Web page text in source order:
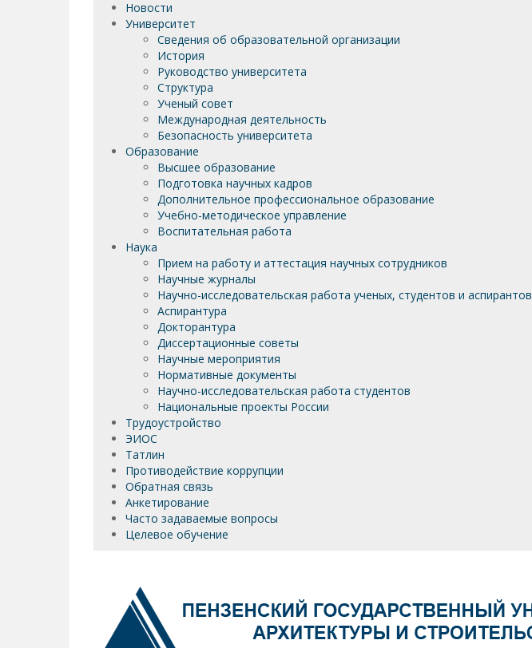
Новости
Университет
Сведения об образовательной организации
История
Руководство университета
Структура
Ученый совет
Международная деятельность
Безопасность университета
Образование
Высшее образование
Подготовка научных кадров
Дополнительное профессиональное образование
Учебно-методическое управление
Воспитательная работа
Наука
Прием на работу и аттестация научных сотрудников
Научные журналы
Научно-исследовательская работа ученых, студентов и аспирантов
Аспирантура
Докторантура
Диссертационные советы
Научные мероприятия
Нормативные документы
Научно-исследовательская работа студентов
Национальные проекты России
Трудоустройство
ЭИОС
Татлин
Противодействие коррупции
Обратная связь
Анкетирование
Часто задаваемые вопросы
Целевое обучение